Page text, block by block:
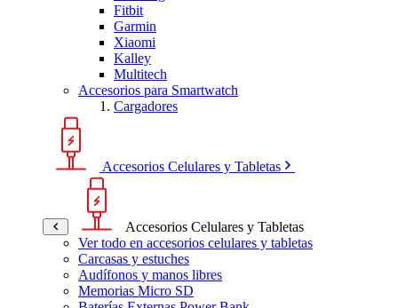
Fitbit
Garmin
Xiaomi
Kalley
Multitech
Accesorios para Smartwatch
Cargadores
Accesorios Celulares y Tabletas
Accesorios Celulares y Tabletas
Ver todo en accesorios celulares y tabletas
Carcasas y estuches
Audífonos y manos libres
Memorias Micro SD